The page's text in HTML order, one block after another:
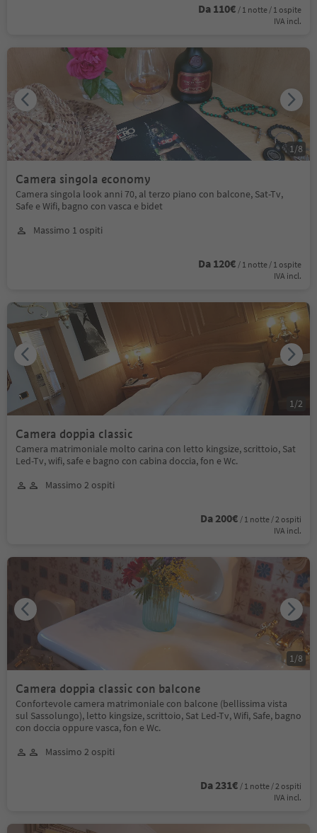
Da 110€ / 1 notte / 1 ospite
IVA incl.
Camera singola economy
Camera singola look anni 70, al terzo piano con balcone, Sat-Tv,
Safe e Wifi, bagno con vasca e bidet
Massimo 1 ospiti
Da 120€ / 1 notte / 1 ospite
IVA incl.
1/8
Camera doppia classic
Camera matrimoniale molto carina con letto kingsize, scrittoio, Sat
Led-Tv, wifi, safe e bagno con cabina doccia, fon e Wc.
Massimo 2 ospiti
Da 200€ / 1 notte / 2 ospiti
IVA incl.
1/2
Camera doppia classic con balcone
Confortevole camera matrimoniale con balcone (bellissima vista
sul Sassolungo), letto kingsize, scrittoio, Sat Led-Tv, Wifi, Safe, bagno
con doccia oppure vasca, fon e Wc.
Massimo 2 ospiti
Da 231€ / 1 notte / 2 ospiti
IVA incl.
1/8